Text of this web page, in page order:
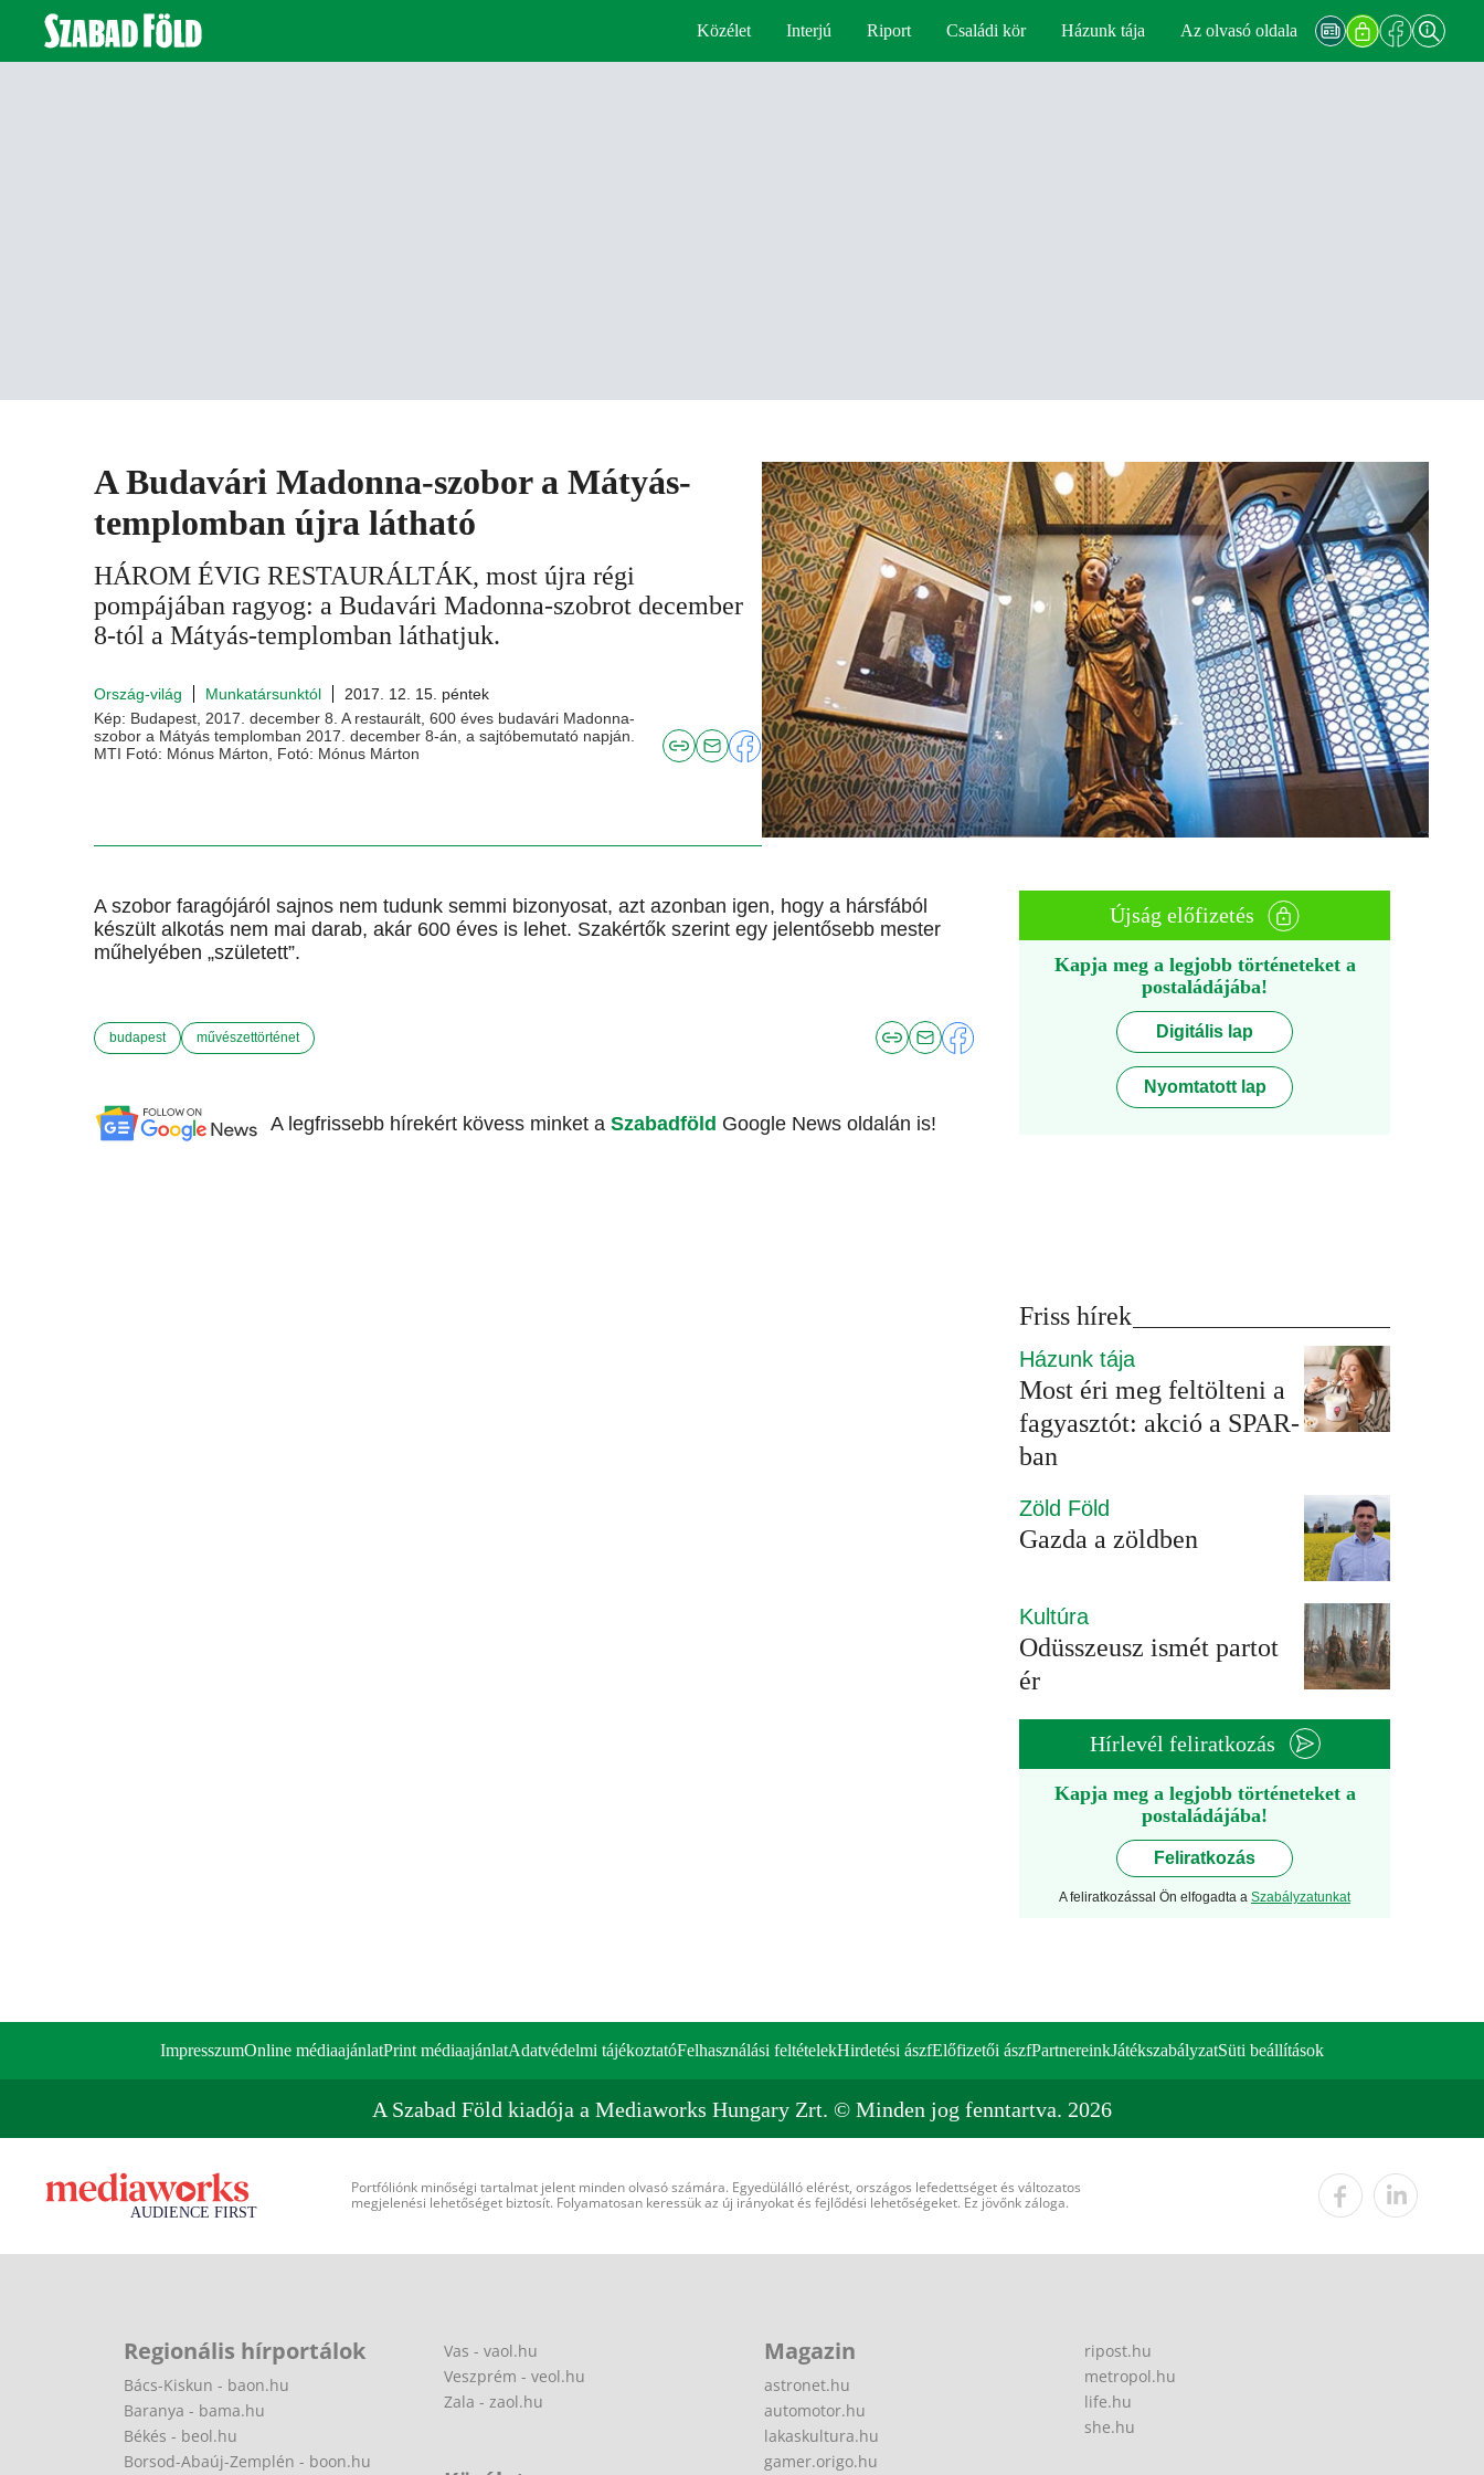
Közélet Interjú Riport Családi kör Házunk tája Az olvasó oldala
A Budavári Madonna-szobor a Mátyás-
templomban újra látható
HÁROM ÉVIG RESTAURÁLTÁK, most újra régi
pompájában ragyog: a Budavári Madonna-szobrot december
8-tól a Mátyás-templomban láthatjuk.
Ország-világ Munkatársunktól
2017. 12. 15. péntek
Kép: Budapest, 2017. december 8. A restaurált, 600 éves budavári Madonna-
szobor a Mátyás templomban 2017. december 8-án, a sajtóbemutató napján.
MTI Fotó: Mónus Márton, Fotó: Mónus Márton
A szobor faragójáról sajnos nem tudunk semmi bizonyosat, azt azonban igen, hogy a hársfából
készült alkotás nem mai darab, akár 600 éves is lehet. Szakértők szerint egy jelentősebb mester
műhelyében „született”.
budapest művészettörténet
A legfrissebb hírekért kövess minket a Szabadföld Google News oldalán is!
Újság előfizetés
Kapja meg a legjobb történeteket a
postaládájába!
Digitális lap
Nyomtatott lap
Friss hírek
Házunk tája
Most éri meg feltölteni a
fagyasztót: akció a SPAR-
ban
Zöld Föld
Gazda a zöldben
Kultúra
Odüsszeusz ismét partot
ér
Hírlevél feliratkozás
Kapja meg a legjobb történeteket a
postaládájába!
Feliratkozás
A feliratkozással Ön elfogadta a Szabályzatunkat
ImpresszumOnline médiaajánlatPrint médiaajánlatAdatvédelmi tájékoztatóFelhasználási feltételekHirdetési ászfElőfizetői ászfPartnereinkJátékszabályzatSüti beállítások
A Szabad Föld kiadója a Mediaworks Hungary Zrt. © Minden jog fenntartva. 2026
Portfóliónk minőségi tartalmat jelent minden olvasó számára. Egyedülálló elérést, országos lefedettséget és változatos
megjelenési lehetőséget biztosít. Folyamatosan keressük az új irányokat és fejlődési lehetőségeket. Ez jövőnk záloga.
Regionális hírportálok
Bács-Kiskun - baon.hu
Baranya - bama.hu
Békés - beol.hu
Borsod-Abaúj-Zemplén - boon.hu
Vas - vaol.hu
Veszprém - veol.hu
Zala - zaol.hu
Magazin
astronet.hu
automotor.hu
lakaskultura.hu
gamer.origo.hu
ripost.hu
metropol.hu
life.hu
she.hu